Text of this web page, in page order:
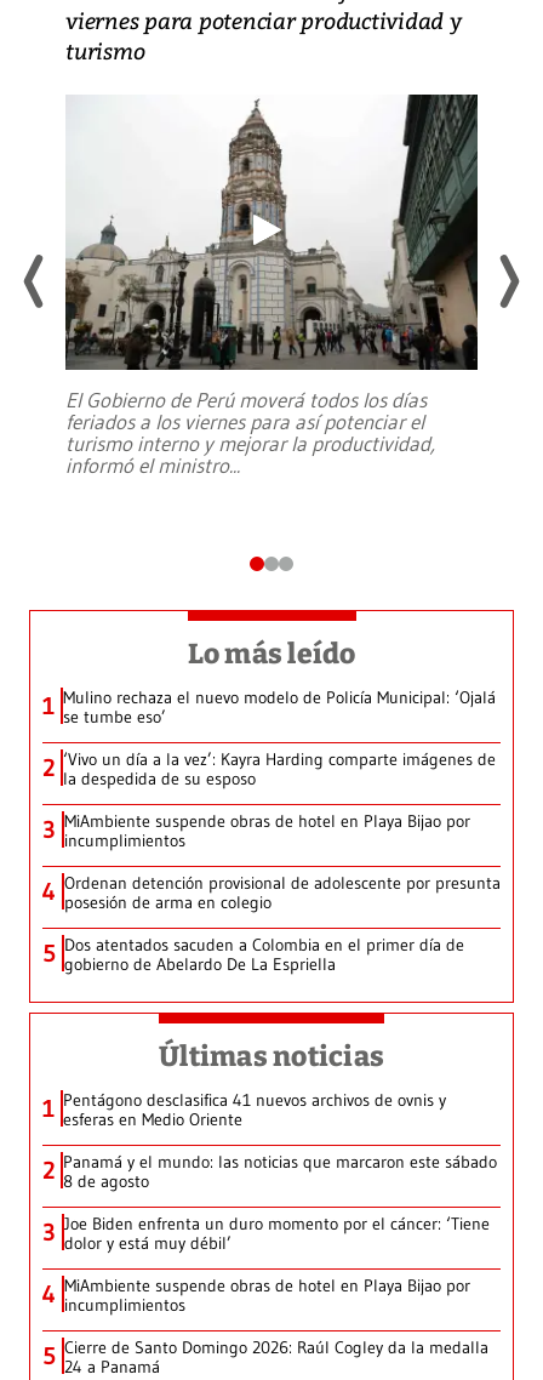
viernes para potenciar productividad y
turismo
El Gobierno de Perú moverá todos los días
feriados a los viernes para así potenciar el
turismo interno y mejorar la productividad,
informó el ministro...
Lo más leído
1 Mulino rechaza el nuevo modelo de Policía Municipal: ‘Ojalá
se tumbe eso’
2 ‘Vivo un día a la vez’: Kayra Harding comparte imágenes de
la despedida de su esposo
3 MiAmbiente suspende obras de hotel en Playa Bijao por
incumplimientos
4 Ordenan detención provisional de adolescente por presunta
posesión de arma en colegio
5 Dos atentados sacuden a Colombia en el primer día de
gobierno de Abelardo De La Espriella
Últimas noticias
1 Pentágono desclasifica 41 nuevos archivos de ovnis y
esferas en Medio Oriente
2 Panamá y el mundo: las noticias que marcaron este sábado
8 de agosto
3 Joe Biden enfrenta un duro momento por el cáncer: ‘Tiene
dolor y está muy débil’
4 MiAmbiente suspende obras de hotel en Playa Bijao por
incumplimientos
5 Cierre de Santo Domingo 2026: Raúl Cogley da la medalla
24 a Panamá